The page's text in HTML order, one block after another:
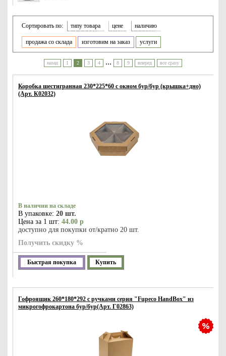
Сортировать по: типу товара цене наличию
продажа со склада изготовим на заказ услуги
назад 1 2 3 4 ... 8 9 вперед все сразу
Коробка шестигранная 230*225*60 с окном бур/бур (крышка+дно)
(Арт. К02032)
В наличии на складе
В упаковке: 20 шт.
Цена за 1 шт: 44.00 р
доступно для покупки от/кратно 20 шт.
Получить скидку %
Быстрая покупка Купить
Гофроящик 260*180*292 с ручками серия "Fupeco HandBox" из
микрогофрокартона бур/бур(Арт. Г02863)